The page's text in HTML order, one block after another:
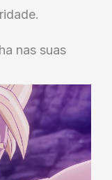
nas suas